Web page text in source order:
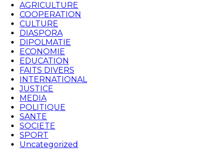
AGRICULTURE
COOPERATION
CULTURE
DIASPORA
DIPOLMATIE
ECONOMIE
EDUCATION
FAITS DIVERS
INTERNATIONAL
JUSTICE
MEDIA
POLITIQUE
SANTE
SOCIETE
SPORT
Uncategorized